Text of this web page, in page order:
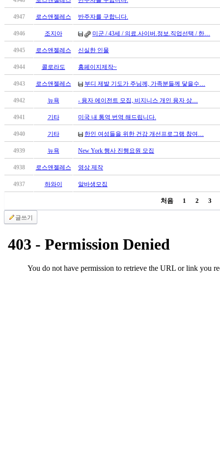
4947 로스앤젤레스 반주자를 구합니다.
4946 조지아 미군 / 43세 / 의료.사이버.정보.직업선택 / 한…
4945 로스앤젤레스 신실한 인물
4944 콜로라도 홈페이지제작~
4943 로스앤젤레스 부디 제발 기도가 주님께, 가족분들께 닿을수…
4942 뉴욕 - 융자 에이전트 모집, 비지니스 개인 융자 상…
4941 기타 미국 내 통역 번역 해드립니다.
4940 기타 한인 여성들을 위한 건강 개선프로그램 참여…
4939 뉴욕 New York 행사 진행요원 모집
4938 로스앤젤레스 영상 제작
4937 하와이 알바생모집
처음 1 2 3
글쓰기